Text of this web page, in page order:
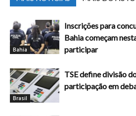
Bahia
Inscrições para
Bahia começam
participar
Brasil
TSE define divisão
participação em